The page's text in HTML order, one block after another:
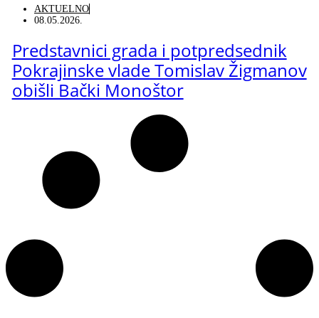
AKTUELNO
08.05.2026.
Predstavnici grada i potpredsednik
Pokrajinske vlade Tomislav Žigmanov
obišli Bački Monoštor